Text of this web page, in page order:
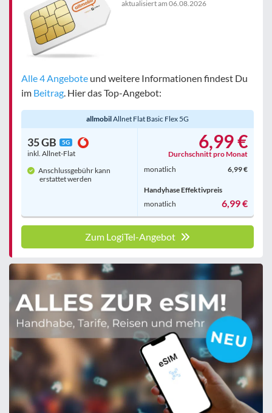
aktualisiert am 06.08.2026
Alle 4 Angebote und weitere Informationen findest Du
im Beitrag . Hier das Top-Angebot:
allmobilAllnet Flat Basic Flex 5G
35 GB 5G
inkl. Allnet-Flat
Anschlussgebühr kann
erstattet werden
6,99 €
Durchschnitt pro Monat
monatlich
6,99 €
Handyhase Effektivpreis
monatlich
6,99 €
Zum LogiTel-Angebot